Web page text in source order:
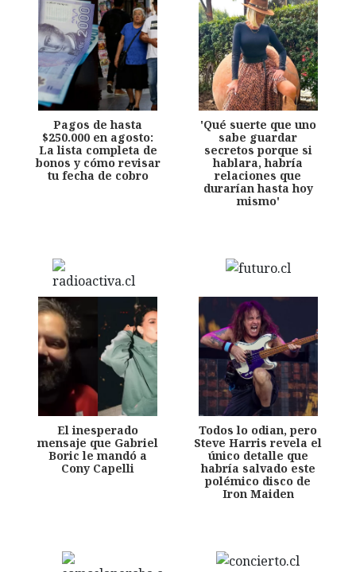
Pagos de hasta
$250.000 en agosto:
La lista completa de
bonos y cómo revisar
tu fecha de cobro
'Qué suerte que uno
sabe guardar
secretos porque si
hablara, habría
relaciones que
durarían hasta hoy
mismo'
El inesperado
mensaje que Gabriel
Boric le mandó a
Cony Capelli
Todos lo odian, pero
Steve Harris revela el
único detalle que
habría salvado este
polémico disco de
Iron Maiden